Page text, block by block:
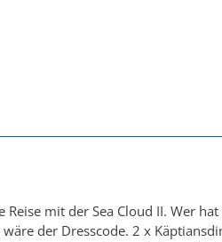
mit der Sea Cloud II. Wer hat
der Dresscode. 2 x